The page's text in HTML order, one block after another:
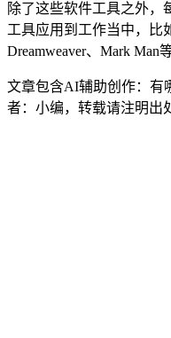
除了这些软件工具之外，
工具应用到工作当中，比
Dreamweaver、Mark Man
文章包含AI辅助创作：有
者：小编，转载请注明出